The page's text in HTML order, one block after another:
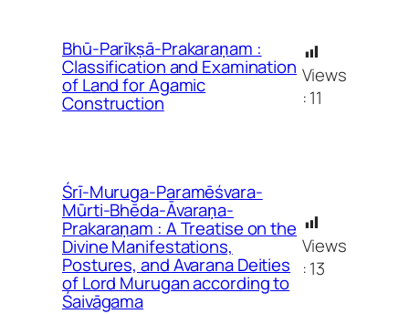
Bhū-Parīkṣā-Prakaraṇam :
Classification and Examination
of Land for Agamic
Construction
Views
:11
Śrī-Muruga-Paramēśvara-
Mūrti-Bhēda-Āvaraṇa-
Prakaraṇam : A Treatise on the
Divine Manifestations,
Postures, and Avarana Deities
of Lord Murugan according to
Śaivāgama
Views
:13